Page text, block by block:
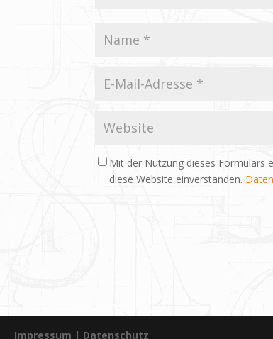
Mit der Nutzung dieses Formulars
diese Website einverstanden.
Impressum | Datenschutz